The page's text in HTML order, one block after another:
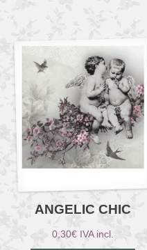
ANGELIC CHIC
0,30€ IVA incl.